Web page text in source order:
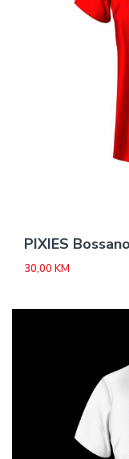
PIXIES
30,00 KM